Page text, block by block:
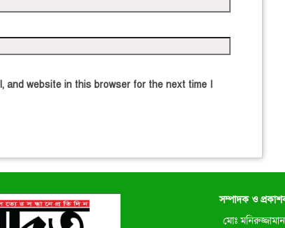
and website in this browser for the next time I
সম্পাদক ও
মোঃ মনিরুজ্জামান